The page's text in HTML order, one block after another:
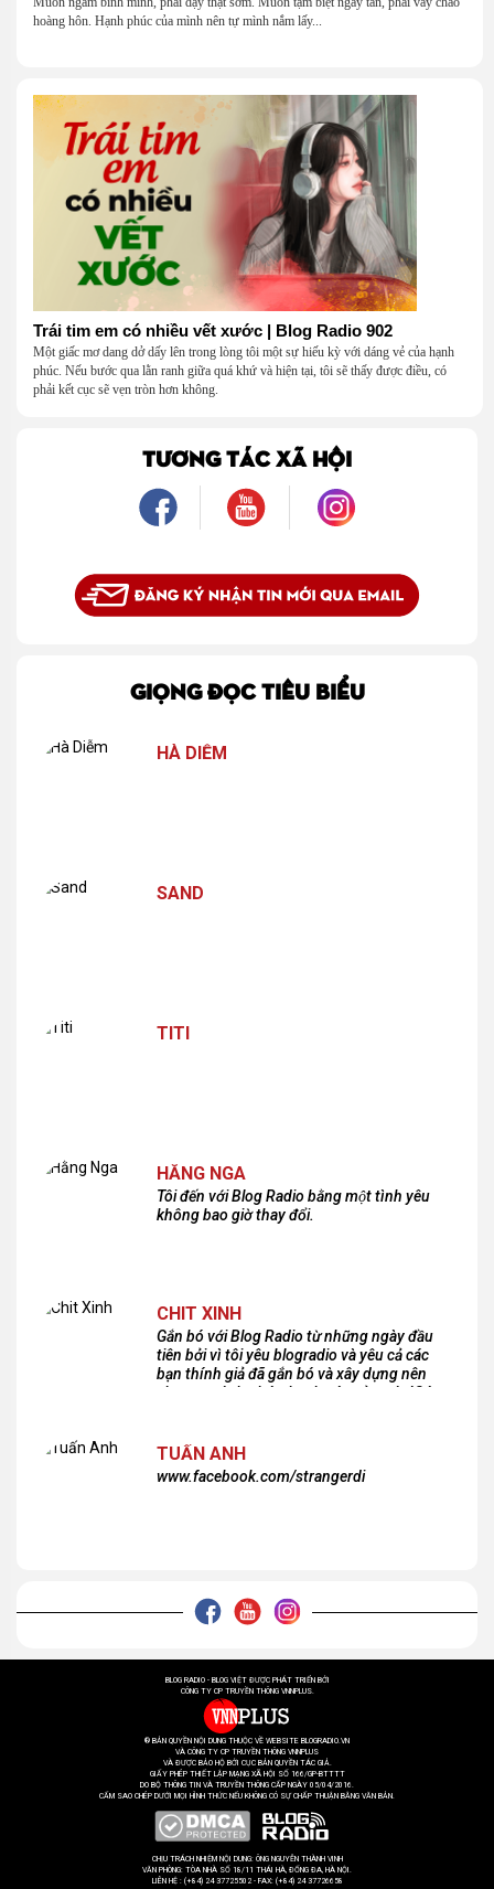
hoàng hôn. Hạnh phúc của mình nên tự mình nắm lấy...
Trái tim em có nhiều vết xước | Blog Radio 902
Một giấc mơ dang dở dấy lên trong lòng tôi một sự hiếu kỳ với dáng vẻ của hạnh
phúc. Nếu bước qua lằn ranh giữa quá khứ và hiện tại, tôi sẽ thấy được điều, có
phải kết cục sẽ vẹn tròn hơn không.
TƯƠNG TÁC XÃ HỘI
GIỌNG ĐỌC TIÊU BIỂU
HÀ DIỄM
SAND
TITI
HẰNG NGA
Tôi đến với Blog Radio bằng một tình yêu
không bao giờ thay đổi.
CHIT XINH
Gắn bó với Blog Radio từ những ngày đầu
tiên bởi vì tôi yêu blogradio và yêu cả các
bạn thính giả đã gắn bó và xây dựng nên
chương trình phát thanh xúc cảm này!Cám
TUẤN ANH
www.facebook.com/strangerdi
BLOG RADIO - BLOG VIỆT ĐƯỢC PHÁT TRIỂN BỞI
CÔNG TY CP TRUYỀN THÔNG VNNPLUS.
® BẢN QUYỀN NỘI DUNG THUỘC VỀ WEBSITE BLOGRADIO.VN
VÀ CÔNG TY CP TRUYỀN THÔNG VNNPLUS
VÀ ĐƯỢC BẢO HỘ BỞI CỤC BẢN QUYỀN TÁC GIẢ.
GIẤY PHÉP THIẾT LẬP MẠNG XÃ HỘI SỐ 166/GP-BTTTT
DO BỘ THÔNG TIN VÀ TRUYỀN THÔNG CẤP NGÀY 05/04/2016.
CẤM SAO CHÉP DƯỚI MỌI HÌNH THỨC NẾU KHÔNG CÓ SỰ CHẤP THUẬN BẰNG VĂN BẢN.
CHỊU TRÁCH NHIỆM NỘI DUNG: ÔNG NGUYỄN THÀNH VINH
VĂN PHÒNG: TÒA NHÀ SỐ 18/11 THÁI HÀ, ĐỐNG ĐA, HÀ NỘI.
LIÊN HỆ : (+84) 24 37725502 - FAX: (+84) 24 37726658